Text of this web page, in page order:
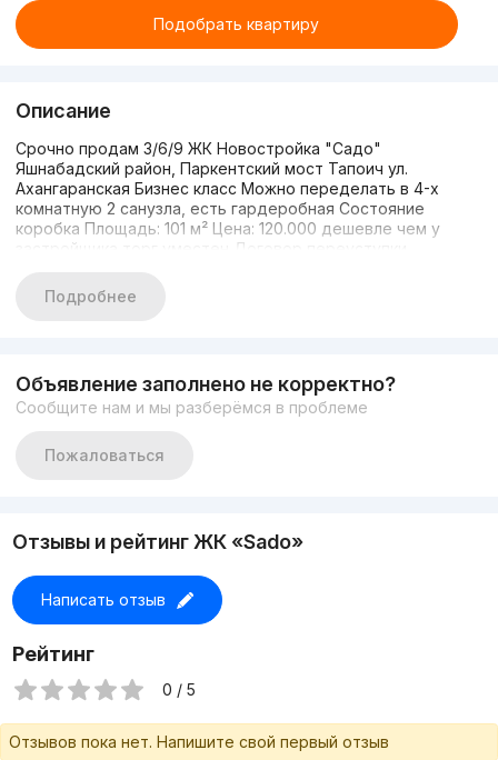
Подобрать квартиру
Описание
Срочно продам 3/6/9 ЖК Новостройка "Садо"
Яшнабадский район, Паркентский мост Тапоич ул.
Ахангаранская Бизнес класс Можно переделать в 4-х
комнатную 2 санузла, есть гардеробная Состояние
коробка Площадь: 101 м² Цена: 120.000 дешевле чем у
застройщика торг уместен Договор переуступки
Подробнее
Объявление заполнено не корректно?
Сообщите нам и мы разберёмся в проблеме
Пожаловаться
Отзывы и рейтинг ЖК «Sado»
Написать отзыв
Рейтинг
0 / 5
Отзывов пока нет. Напишите свой первый отзыв